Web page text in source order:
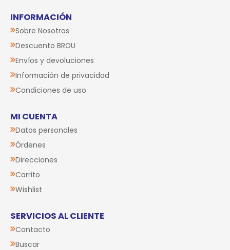
INFORMACIÓN
Sobre Nosotros
Descuento BROU
Envíos y devoluciones
Información de privacidad
Condiciones de uso
MI CUENTA
Datos personales
Órdenes
Direcciones
Carrito
Wishlist
SERVICIOS AL CLIENTE
Contacto
Buscar